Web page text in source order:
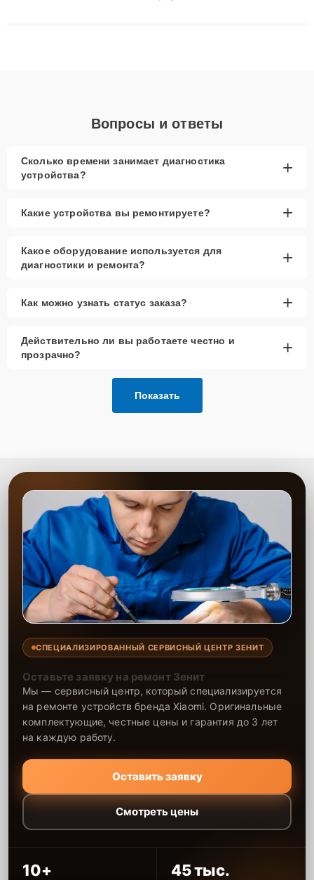
Вопросы и ответы
Сколько времени занимает диагностика
устройства?
+
Какие устройства вы ремонтируете? +
Какое оборудование используется для
диагностики и ремонта?
+
Как можно узнать статус заказа? +
Действительно ли вы работаете честно и
прозрачно?
+
Показать
СПЕЦИАЛИЗИРОВАННЫЙ СЕРВИСНЫЙ ЦЕНТР ЗЕНИТ
Оставьте заявку на ремонт Зенит
Мы — сервисный центр, который специализируется
на ремонте устройств бренда Xiaomi. Оригинальные
комплектующие, честные цены и гарантия до 3 лет
на каждую работу.
Оставить заявку
Смотреть цены
10+ 45 тыс.